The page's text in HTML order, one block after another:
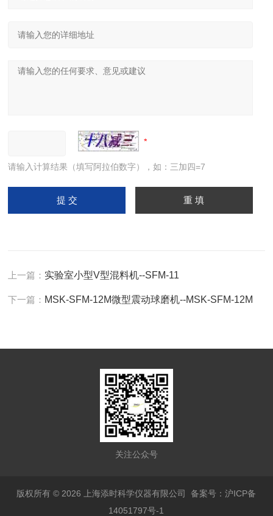
请输入计算结果（填写阿拉伯数字），如：三加四=7
上一篇： 实验室小型V型混料机--SFM-11
下一篇： MSK-SFM-12M微型震动球磨机--MSK-SFM-12M
关注公众号
版权所有 © 2026 上海添时科学仪器有限公司备案号：沪ICP备
14051797号-1